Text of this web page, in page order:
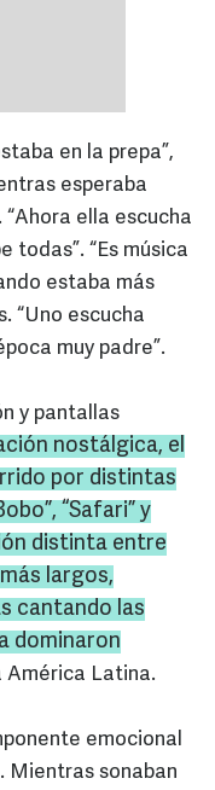
en la prepa”,
esperaba
ella escucha
todas”. “Es música
estaba más
“Uno escucha
muy padre”.
y pantallas
nostálgica, el
por distintas
“Safari” y
distinta entre
largos,
cantando las
dominaron
América Latina.
emocional
Mientras sonaban